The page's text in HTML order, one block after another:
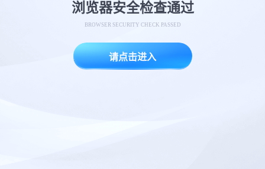
浏览器安全检查通过
BROWSER SECURITY CHECK PASSED
请点击进入